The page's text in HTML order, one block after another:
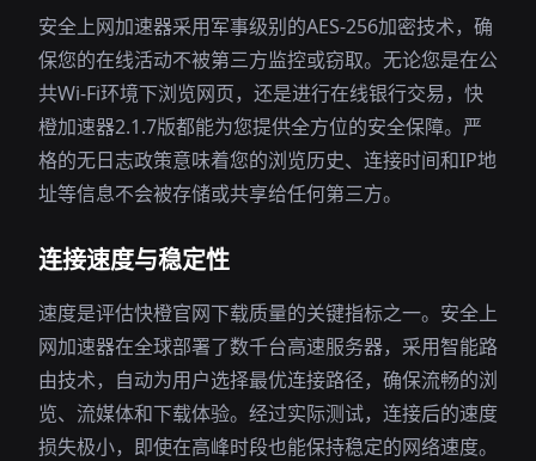
安全上网加速器采用军事级别的AES-256加密技术，确
保您的在线活动不被第三方监控或窃取。无论您是在公
共Wi-Fi环境下浏览网页，还是进行在线银行交易，快
橙加速器2.1.7版都能为您提供全方位的安全保障。严
格的无日志政策意味着您的浏览历史、连接时间和IP地
址等信息不会被存储或共享给任何第三方。
连接速度与稳定性
速度是评估快橙官网下载质量的关键指标之一。安全上
网加速器在全球部署了数千台高速服务器，采用智能路
由技术，自动为用户选择最优连接路径，确保流畅的浏
览、流媒体和下载体验。经过实际测试，连接后的速度
损失极小，即使在高峰时段也能保持稳定的网络速度。